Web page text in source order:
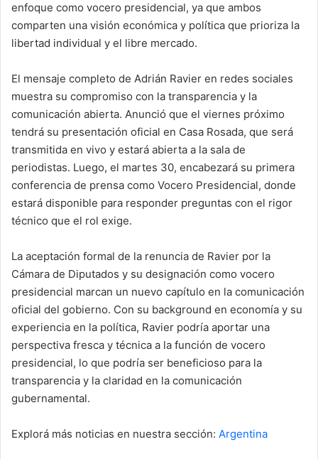
enfoque como vocero presidencial, ya que ambos
comparten una visión económica y política que prioriza la
libertad individual y el libre mercado.
El mensaje completo de Adrián Ravier en redes sociales
muestra su compromiso con la transparencia y la
comunicación abierta. Anunció que el viernes próximo
tendrá su presentación oficial en Casa Rosada, que será
transmitida en vivo y estará abierta a la sala de
periodistas. Luego, el martes 30, encabezará su primera
conferencia de prensa como Vocero Presidencial, donde
estará disponible para responder preguntas con el rigor
técnico que el rol exige.
La aceptación formal de la renuncia de Ravier por la
Cámara de Diputados y su designación como vocero
presidencial marcan un nuevo capítulo en la comunicación
oficial del gobierno. Con su background en economía y su
experiencia en la política, Ravier podría aportar una
perspectiva fresca y técnica a la función de vocero
presidencial, lo que podría ser beneficioso para la
transparencia y la claridad en la comunicación
gubernamental.
Explorá más noticias en nuestra sección: Argentina